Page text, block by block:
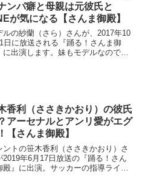
ンパ癖と母親は元彼氏と
が気になる【さんま御殿】
ルの紗蘭（さら）さんが、2017年10
日に放送される『踊る！さんま御
に出演します。妹もモデルなのでチ
香利（ささきかおり）の彼氏
アーセナルとアンリ愛がエグ
【さんま御殿】
ントの笹木香利（ささきかおり）さ
2019年6月17日放送の『踊る！さん
殿』に出演。サッカーの指導ライセ